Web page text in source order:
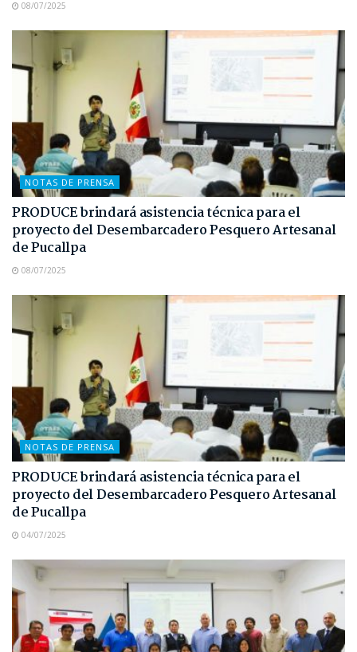
08/07/2025
NOTAS DE PRENSA
PRODUCE brindará asistencia técnica para el
proyecto del Desembarcadero Pesquero Artesanal
de Pucallpa
08/07/2025
NOTAS DE PRENSA
PRODUCE brindará asistencia técnica para el
proyecto del Desembarcadero Pesquero Artesanal
de Pucallpa
04/07/2025